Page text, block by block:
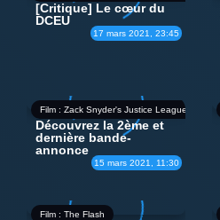
17 mars 2021, 23:45
[Critique] Le cœur du
DCEU
Film : Zack Snyder's Justice League
15 mars 2021, 11:30
Découvrez la 2ème et
dernière bande-
annonce
Film : The Flash